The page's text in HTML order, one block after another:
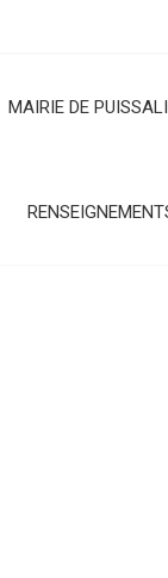
MAIRIE DE